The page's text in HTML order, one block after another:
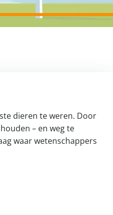
dieren te weren. Door
– en weg te
waar wetenschappers